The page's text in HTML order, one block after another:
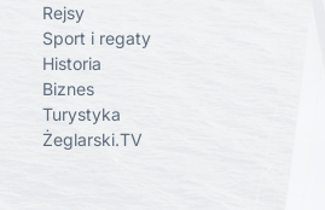
Rejsy
Sport i regaty
Historia
Biznes
Turystyka
Żeglarski.TV